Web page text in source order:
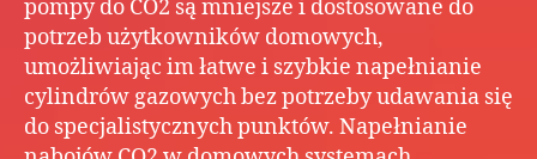
pompy do CO2 są mniejsze i dostosowane do
potrzeb użytkowników domowych,
umożliwiając im łatwe i szybkie napełnianie
cylindrów gazowych bez potrzeby udawania się
do specjalistycznych punktów. Napełnianie